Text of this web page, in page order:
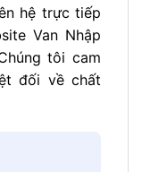
hệ trực tiếp
Van Nhập
tôi cam
đối về chất